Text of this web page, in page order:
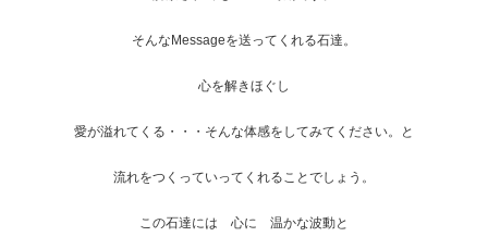
そんなMessageを送ってくれる石達。
心を解きほぐし
愛が溢れてくる・・・そんな体感をしてみてください。と
流れをつくっていってくれることでしょう。
この石達には 心に 温かな波動と